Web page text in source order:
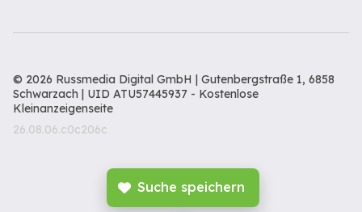
Suche speichern
© 2026 Russmedia Digital GmbH | Gutenbergstraße 1, 6858
Schwarzach | UID ATU57445937 - Kostenlose
Kleinanzeigenseite
26.08.06.c0c206c